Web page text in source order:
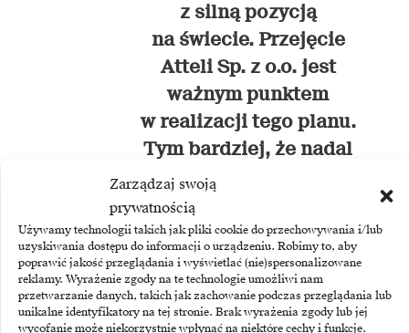
Zarządzaj swoją
prywatnością
Używamy technologii takich jak pliki cookie do przechowywania i/lub
uzyskiwania dostępu do informacji o urządzeniu. Robimy to, aby
poprawić jakość przeglądania i wyświetlać (nie)spersonalizowane
reklamy. Wyrażenie zgody na te technologie umożliwi nam
przetwarzanie danych, takich jak zachowanie podczas przeglądania lub
unikalne identyfikatory na tej stronie. Brak wyrażenia zgody lub jej
wycofanie może niekorzystnie wpłynąć na niektóre cechy i funkcje.
z silną pozycją
na świecie. Przejęcie
Atteli Sp. z o.o. jest
ważnym punktem
w realizacji tego planu.
Tym bardziej, że nadal
i jeszcze mocniej
skupiamy się
tylko na wdrożeniach
CRM i low-code
w przeciwieństwie
do innych integratorów